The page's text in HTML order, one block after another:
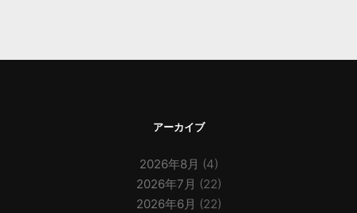
アーカイブ
2026年8月 (4)
2026年7月 (22)
2026年6月 (22)